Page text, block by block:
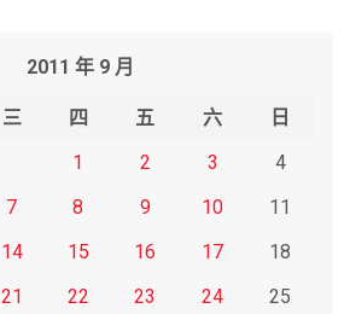
2011 年 9 月
三 四 五 六
日
1
2 3
4
7 8 9 10
11
14 15 16 17
18
21 22 23 24
25